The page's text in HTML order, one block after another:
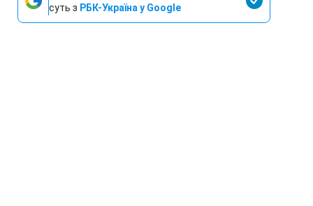
суть з РБК-Україна у Google